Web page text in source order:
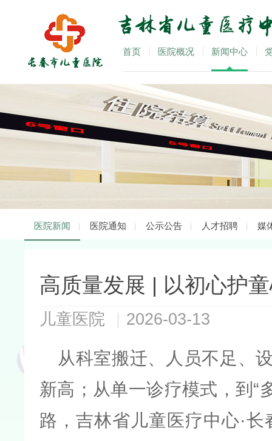
首页 医院概况 新闻中心
医院新闻 医院通知 公示公告 人才招聘 媒
高质量发展 | 以初心护
儿童医院 2026-03-13
从科室搬迁、人员不足、
新高；从单一诊疗模式，到“
路，吉林省儿童医疗中心·